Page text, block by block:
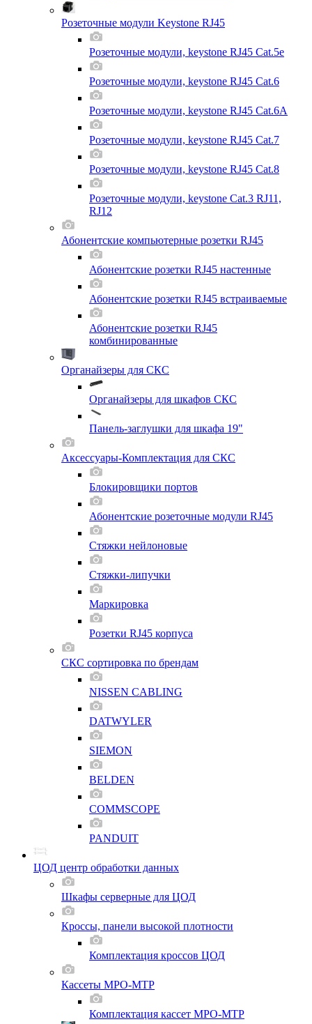
Розеточные модули Keystone RJ45
Розеточные модули, keystone RJ45 Cat.5e
Розеточные модули, keystone RJ45 Cat.6
Розеточные модули, keystone RJ45 Cat.6A
Розеточные модули, keystone RJ45 Cat.7
Розеточные модули, keystone RJ45 Cat.8
Розеточные модули, keystone Cat.3 RJ11,
RJ12
Абонентские компьютерные розетки RJ45
Абонентские розетки RJ45 настенные
Абонентские розетки RJ45 встраиваемые
Абонентские розетки RJ45
комбинированные
Органайзеры для СКС
Органайзеры для шкафов СКС
Панель-заглушки для шкафа 19"
Аксессуары-Комплектация для СКС
Блокировщики портов
Абонентские розеточные модули RJ45
Стяжки нейлоновые
Стяжки-липучки
Маркировка
Розетки RJ45 корпуса
СКС сортировка по брендам
NISSEN CABLING
DATWYLER
SIEMON
BELDEN
COMMSCOPE
PANDUIT
ЦОД центр обработки данных
Шкафы серверные для ЦОД
Кроссы, панели высокой плотности
Комплектация кроссов ЦОД
Кассеты MPO-MTP
Комплектация кассет MPO-MTP